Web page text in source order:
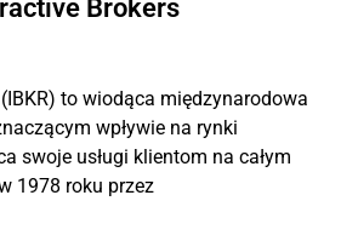
Brokers
to wiodąca międzynarodowa
wpływie na rynki
swoje usługi klientom na całym
1978 roku przez